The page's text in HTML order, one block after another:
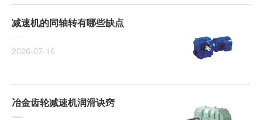
减速机的同轴转有哪些缺点
2026-07-16
冶金齿轮减速机润滑诀窍